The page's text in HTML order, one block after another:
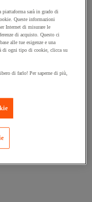
e contenitore da
sarà in grado di
Queste informazioni
Internet di misurare le
di acquisto. Questo ci
alle tue esigenze e una
di ogni tipo di cookie, clicca su
di farlo! Per saperne di più,